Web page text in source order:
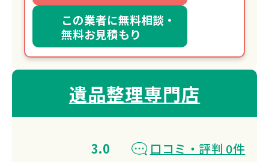
この業者に無料相談・
無料お見積もり
遺品整理専門店
3.0
口コミ・評判 0件